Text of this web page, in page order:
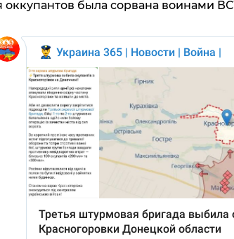
была сорвана воинами